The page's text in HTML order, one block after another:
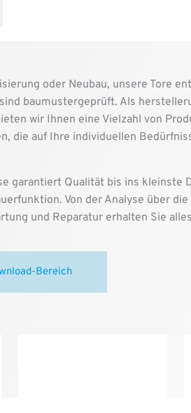
oder Neubau, unsere Tore
baumustergeprüft. Als
wir Ihnen eine Vielzahl von
die auf Ihre individuellen
garantiert Qualität bis ins kleinste
Von der Analyse über
und Reparatur erhalten Sie
Bereich